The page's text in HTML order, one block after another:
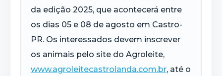
da edição 2025, que acontecerá entre
os dias 05 e 08 de agosto em Castro-
PR. Os interessados devem inscrever
os animais pelo site do Agroleite,
www.agroleitecastrolanda.com.br, até o